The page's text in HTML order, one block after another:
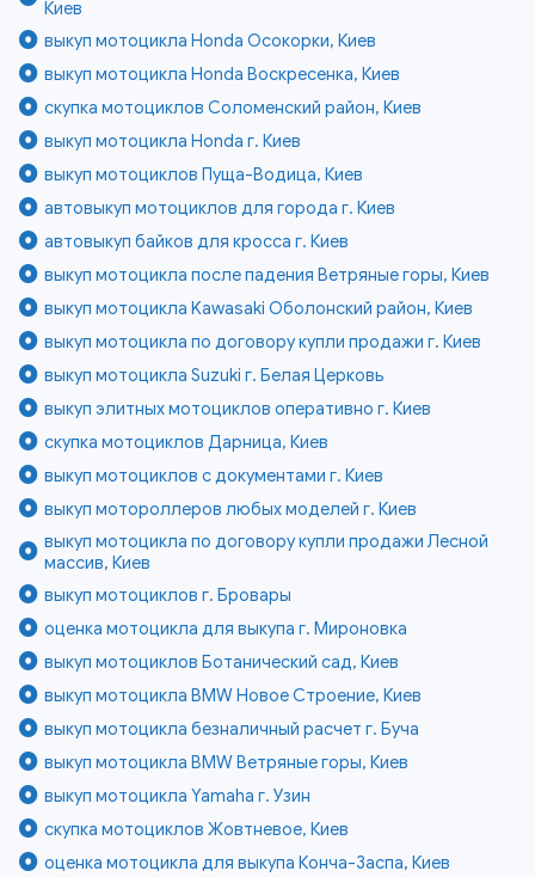
Киев
выкуп мотоцикла Honda Осокорки, Киев
выкуп мотоцикла Honda Воскресенка, Киев
скупка мотоциклов Соломенский район, Киев
выкуп мотоцикла Honda г. Киев
выкуп мотоциклов Пуща-Водица, Киев
автовыкуп мотоциклов для города г. Киев
автовыкуп байков для кросса г. Киев
выкуп мотоцикла после падения Ветряные горы, Киев
выкуп мотоцикла Kawasaki Оболонский район, Киев
выкуп мотоцикла по договору купли продажи г. Киев
выкуп мотоцикла Suzuki г. Белая Церковь
выкуп элитных мотоциклов оперативно г. Киев
скупка мотоциклов Дарница, Киев
выкуп мотоциклов с документами г. Киев
выкуп мотороллеров любых моделей г. Киев
выкуп мотоцикла по договору купли продажи Лесной
массив, Киев
выкуп мотоциклов г. Бровары
оценка мотоцикла для выкупа г. Мироновка
выкуп мотоциклов Ботанический сад, Киев
выкуп мотоцикла BMW Новое Строение, Киев
выкуп мотоцикла безналичный расчет г. Буча
выкуп мотоцикла BMW Ветряные горы, Киев
выкуп мотоцикла Yamaha г. Узин
скупка мотоциклов Жовтневое, Киев
оценка мотоцикла для выкупа Конча-Заспа, Киев